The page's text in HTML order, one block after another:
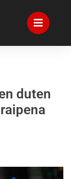
duten